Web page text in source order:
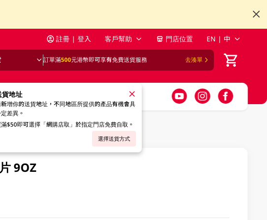
註冊 | 登入 客戶幫助 門店位置 EN | 中
訂單滿500元港幣即可享有免費送貨服務 去湊單
貨地址
增你的送貨地址，不同地區所提供的產品有機會具
差異。
滿$50即可選擇「網購店取」於指定門店免費自取。
選擇送貨方式
9OZ